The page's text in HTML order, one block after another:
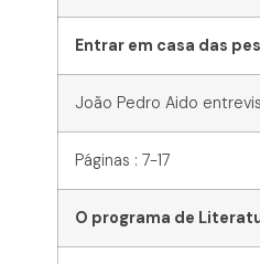
Entrar em casa das
João Pedro Aido
Páginas : 7-17
O programa de